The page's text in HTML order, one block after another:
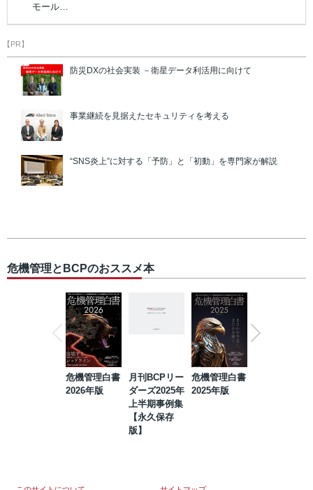
モール…
【PR】
防災DXの社会実装 －衛星データ利活用に向けて
事業継続を見据えたセキュリティを考える
“SNS炎上”に対する「予防」と「初動」を専門家が解説
危機管理とBCPのおススメ本
危機管理白書
2026年版
月刊BCPリー
ダーズ2025年
上半期事例集
【永久保存
版】
危機管理白書
2025年版